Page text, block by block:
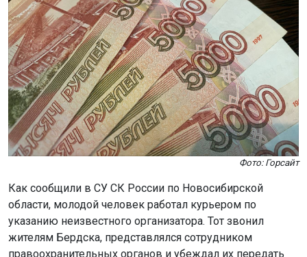
Фото: Горсайт
Как сообщили в СУ СК России по Новосибирской
области, молодой человек работал курьером по
указанию неизвестного организатора. Тот звонил
жителям Бердска, представлялся сотрудником
правоохранительных органов и убеждал их передать